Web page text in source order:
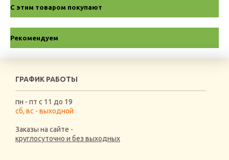
С этим товаром покупают
Рекомендуем
ГРАФИК РАБОТЫ
пн - пт с 11 до 19
сб, вс - выходной
Заказы на сайте -
круглосуточно и без выходных